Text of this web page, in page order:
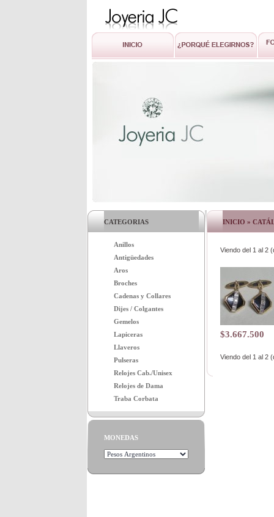
CATEGORIAS
Anillos
Antigüedades
Aros
Broches
Cadenas y Collares
Dijes / Colgantes
Gemelos
Lapiceras
Llaveros
Pulseras
Relojes Cab./Unisex
Relojes de Dama
Traba Corbata
MONEDAS
INICIO »
Viendo del 1 al 2
$3.667.500
Viendo del 1 al 2